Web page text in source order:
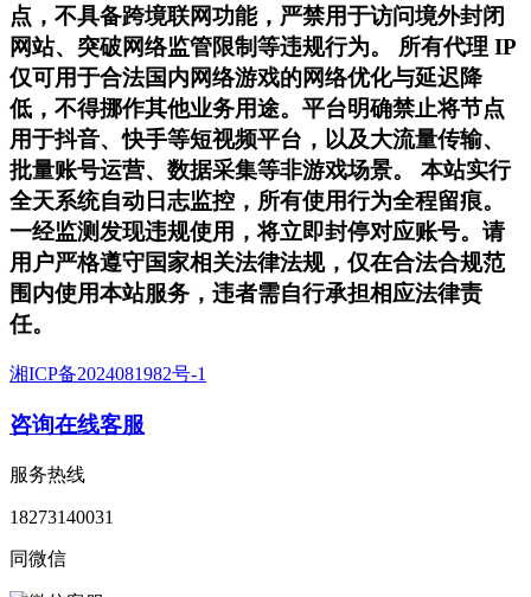
点，不具备跨境联网功能，严禁用于访问境外封闭
网站、突破网络监管限制等违规行为。 所有代理 IP
仅可用于合法国内网络游戏的网络优化与延迟降
低，不得挪作其他业务用途。平台明确禁止将节点
用于抖音、快手等短视频平台，以及大流量传输、
批量账号运营、数据采集等非游戏场景。 本站实行
全天系统自动日志监控，所有使用行为全程留痕。
一经监测发现违规使用，将立即封停对应账号。请
用户严格遵守国家相关法律法规，仅在合法合规范
围内使用本站服务，违者需自行承担相应法律责
任。
湘ICP备2024081982号-1
咨询在线客服
服务热线
18273140031
同微信